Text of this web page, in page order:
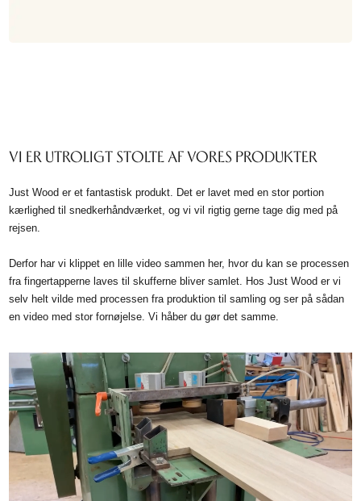
VI ER UTROLIGT STOLTE AF VORES PRODUKTER
Just Wood er et fantastisk produkt. Det er lavet med en stor portion
kærlighed til snedkerhåndværket, og vi vil rigtig gerne tage dig med på
rejsen.
Derfor har vi klippet en lille video sammen her, hvor du kan se processen
fra fingertapperne laves til skufferne bliver samlet. Hos Just Wood er vi
selv helt vilde med processen fra produktion til samling og ser på sådan
en video med stor fornøjelse. Vi håber du gør det samme.